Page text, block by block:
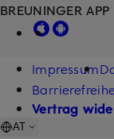
BREUNINGER APP
Impressum
Vertrag
AT